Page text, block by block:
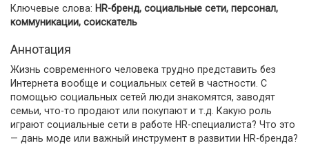
Ключевые слова: HR-бренд, социальные сети, персонал,
коммуникации, соискатель
Аннотация
Жизнь современного человека трудно представить без
Интернета вообще и социальных сетей в частности. С
помощью социальных сетей люди знакомятся, заводят
семьи, что-то продают или покупают и т.д. Какую роль
играют социальные сети в работе HR-специалиста? Что это
— дань моде или важный инструмент в развитии HR-бренда?